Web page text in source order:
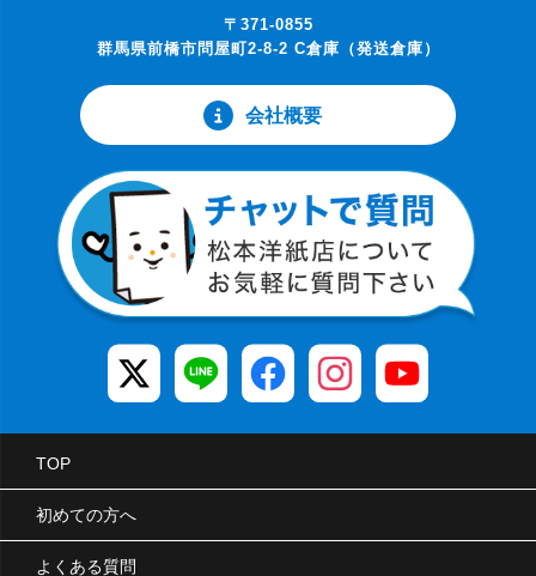
〒371-0855
群馬県前橋市問屋町2-8-2 C倉庫（発送倉庫）
会社概要
TOP
初めての方へ
よくある質問